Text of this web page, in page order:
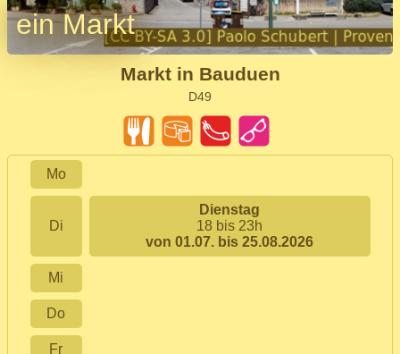
ein Markt
Markt in Bauduen
D49
Mo
Di
Dienstag
18 bis 23h
von 01.07. bis 25.08.2026
Mi
Do
Fr